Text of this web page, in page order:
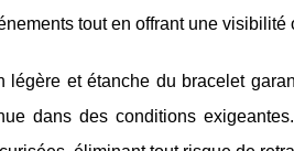
tout en offrant une visibilité
légère et étanche du bracelet
dans des conditions